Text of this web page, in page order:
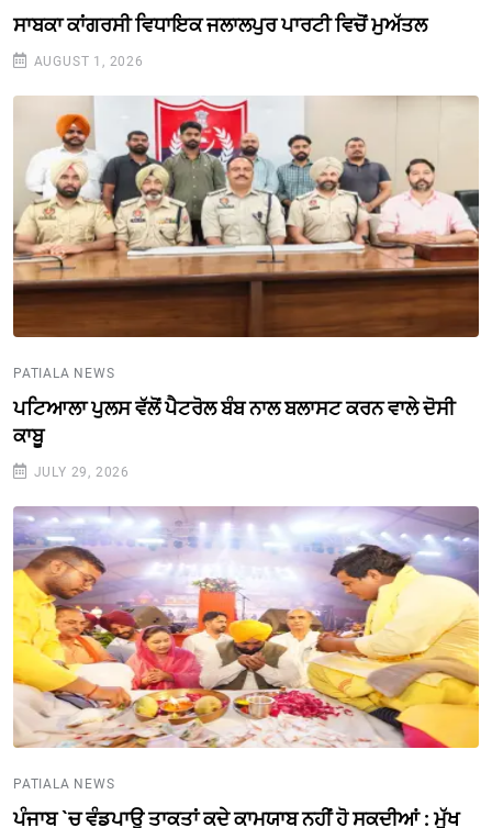
ਸਾਬਕਾ ਕਾਂਗਰਸੀ ਵਿਧਾਇਕ ਜਲਾਲਪੁਰ ਪਾਰਟੀ ਵਿਚੋਂ ਮੁਅੱਤਲ
AUGUST 1, 2026
PATIALA NEWS
ਪਟਿਆਲਾ ਪੁਲਸ ਵੱਲੋਂ ਪੈਟਰੋਲ ਬੰਬ ਨਾਲ ਬਲਾਸਟ ਕਰਨ ਵਾਲੇ ਦੋਸੀ
ਕਾਬੂ
JULY 29, 2026
PATIALA NEWS
ਪੰਜਾਬ `ਚ ਵੰਡਪਾਊ ਤਾਕਤਾਂ ਕਦੇ ਕਾਮਯਾਬ ਨਹੀਂ ਹੋ ਸਕਦੀਆਂ : ਮੁੱਖ